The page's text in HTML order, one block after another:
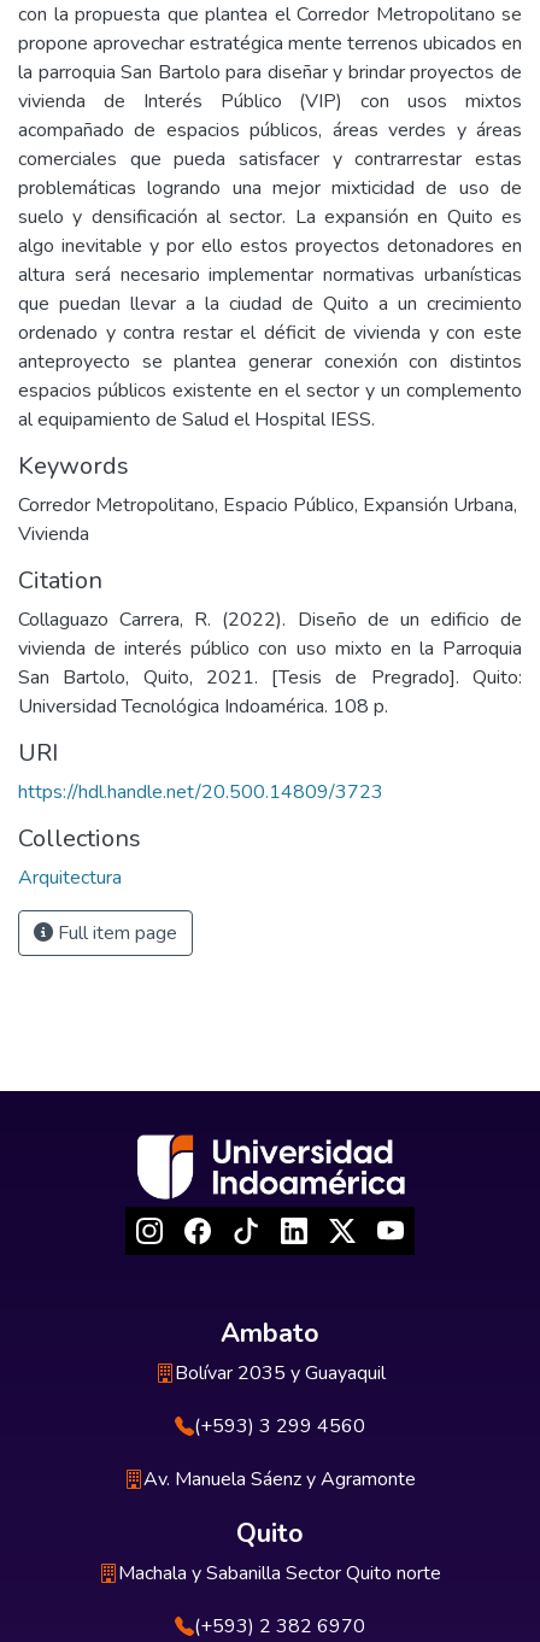
con la propuesta que plantea el Corredor Metropolitano se
propone aprovechar estratégica mente terrenos ubicados en
la parroquia San Bartolo para diseñar y brindar proyectos de
vivienda de Interés Público (VIP) con usos mixtos
acompañado de espacios públicos, áreas verdes y áreas
comerciales que pueda satisfacer y contrarrestar estas
problemáticas logrando una mejor mixticidad de uso de
suelo y densificación al sector. La expansión en Quito es
algo inevitable y por ello estos proyectos detonadores en
altura será necesario implementar normativas urbanísticas
que puedan llevar a la ciudad de Quito a un crecimiento
ordenado y contra restar el déficit de vivienda y con este
anteproyecto se plantea generar conexión con distintos
espacios públicos existente en el sector y un complemento
al equipamiento de Salud el Hospital IESS.
Keywords
Corredor Metropolitano, Espacio Público, Expansión Urbana,
Vivienda
Citation
Collaguazo Carrera, R. (2022). Diseño de un edificio de
vivienda de interés público con uso mixto en la Parroquia
San Bartolo, Quito, 2021. [Tesis de Pregrado]. Quito:
Universidad Tecnológica Indoamérica. 108 p.
URI
https://hdl.handle.net/20.500.14809/3723
Collections
Arquitectura
Full item page
Ambato
Bolívar 2035 y Guayaquil
(+593) 3 299 4560
Av. Manuela Sáenz y Agramonte
Quito
Machala y Sabanilla Sector Quito norte
(+593) 2 382 6970